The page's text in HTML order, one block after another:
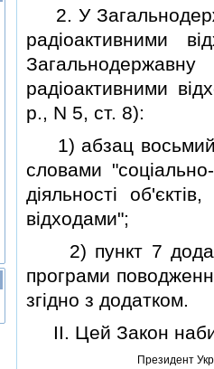
2. У
радiоактивними
радiоактивними
р., N 5, ст. 8):
1) абзац восьмий
словами
дiяльностi
вiдходами";
2) пункт 7
програми
згiдно з додатком.
II. Цей Закон
Президент